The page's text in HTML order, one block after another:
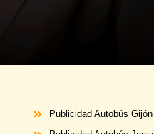
Publicidad Autobús Gijón